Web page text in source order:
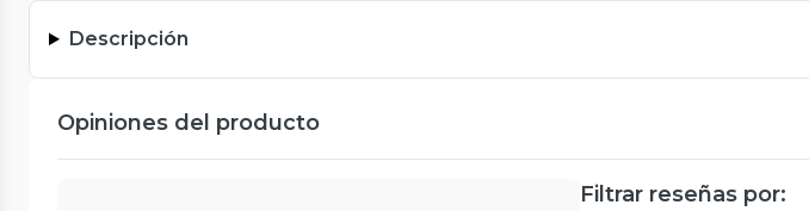
Descripción
Opiniones del producto
Filtrar reseñas por: